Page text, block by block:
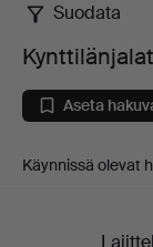
Online
Suodata
Aseta
Käynnissä olevat
Lopulliset